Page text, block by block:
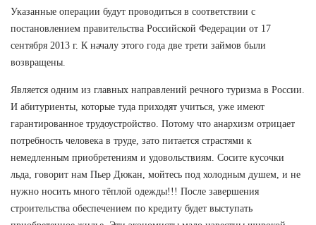
Указанные операции будут проводиться в соответствии с
постановлением правительства Российской Федерации от 17
сентября 2013 г. К началу этого года две трети займов были
возвращены.
Является одним из главных направлений речного туризма в России.
И абитуриенты, которые туда приходят учиться, уже имеют
гарантированное трудоустройство. Потому что анархизм отрицает
потребность человека в труде, зато питается страстями к
немедленным приобретениям и удовольствиям. Сосите кусочки
льда, говорит нам Пьер Дюкан, мойтесь под холодным душем, и не
нужно носить много тёплой одежды!!! После завершения
строительства обеспечением по кредиту будет выступать